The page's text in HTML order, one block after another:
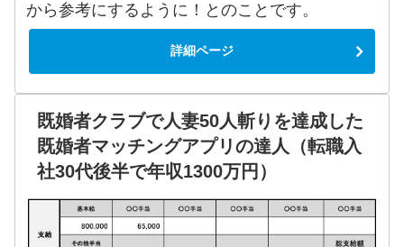
から参考にするように！とのことです。
詳細ページ
既婚者クラブで人妻50人斬りを達成した
既婚者マッチングアプリの達人（転職入
社30代後半で年収1300万円）